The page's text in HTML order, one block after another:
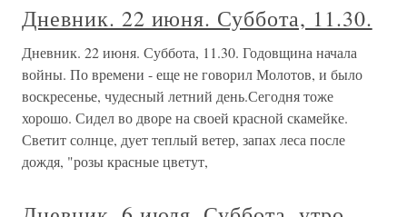
Дневник. 22 июня. Суббота, 11.30.
Дневник. 22 июня. Суббота, 11.30. Годовщина начала
войны. По времени - еще не говорил Молотов, и было
воскресенье, чудесный летний день.Сегодня тоже
хорошо. Сидел во дворе на своей красной скамейке.
Светит солнце, дует теплый ветер, запах леса после
дождя, "розы красные цветут,